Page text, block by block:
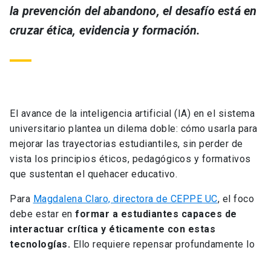
la prevención del abandono, el desafío está en
cruzar ética, evidencia y formación.
El avance de la inteligencia artificial (IA) en el sistema
universitario plantea un dilema doble: cómo usarla para
mejorar las trayectorias estudiantiles, sin perder de
vista los principios éticos, pedagógicos y formativos
que sustentan el quehacer educativo.
Para Magdalena Claro, directora de CEPPE UC, el foco
debe estar en formar a estudiantes capaces de
interactuar crítica y éticamente con estas
tecnologías. Ello requiere repensar profundamente lo